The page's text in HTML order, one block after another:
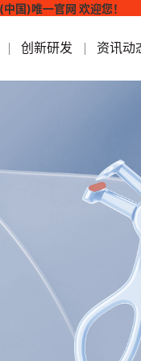
国)唯一官网 欢迎您！
创新研发 资讯动